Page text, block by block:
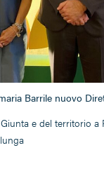
Barrile nuovo
e del territorio a